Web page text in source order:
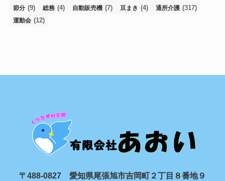
節分 (9) 総務 (4) 自動販売機 (7) 豆まき (4) 通所介護 (317)
運動会 (12)
〒488-0827 愛知県尾張旭市吉岡町２丁目８番地９